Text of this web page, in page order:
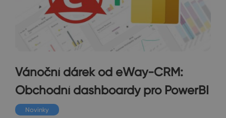
Vánoční dárek od eWay-CRM:
Obchodní dashboardy pro PowerBI
Novinky